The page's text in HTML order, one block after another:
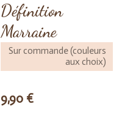
Définition
Marraine
Sur commande (couleurs
aux choix)
9,90 €